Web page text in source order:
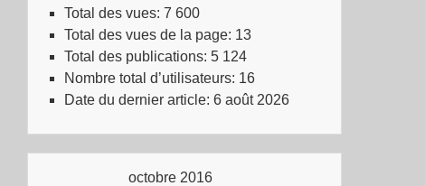
Total des vues: 7 600
Total des vues de la page: 13
Total des publications: 5 124
Nombre total d’utilisateurs: 16
Date du dernier article: 6 août 2026
octobre 2016